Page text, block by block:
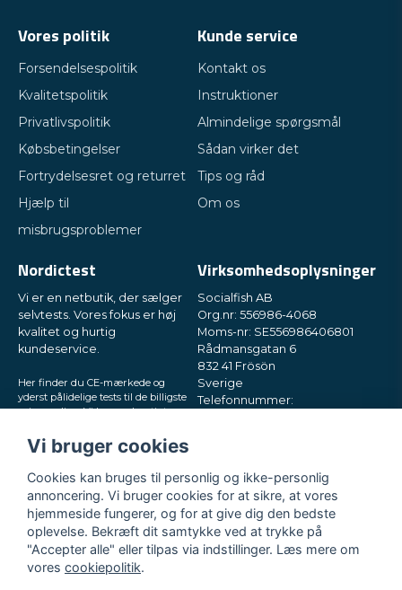
Vores politik
Forsendelsespolitik
Kvalitetspolitik
Privatlivspolitik
Købsbetingelser
Fortrydelsesret og returret
Hjælp til
misbrugsproblemer
Kunde service
Kontakt os
Instruktioner
Almindelige spørgsmål
Sådan virker det
Tips og råd
Om os
Nordictest
Vi er en netbutik, der sælger
selvtests. Vores fokus er høj
kvalitet og hurtig
kundeservice.
Her finder du CE-mærkede og
yderst pålidelige tests til de billigste
priser online. Vi leverer hurtigt
diskrete pakker. Prøv os!
Virksomhedsoplysninger
Socialfish AB
Org.nr: 556986-4068
Moms-nr: SE556986406801
Rådmansgatan 6
832 41 Frösön
Sverige
Telefonnummer:
Man-fre kl. 10-17
Vi bruger cookies
Cookies kan bruges til personlig og ikke-personlig
annoncering. Vi bruger cookies for at sikre, at vores
hjemmeside fungerer, og for at give dig den bedste
oplevelse. Bekræft dit samtykke ved at trykke på
"Accepter alle" eller tilpas via indstillinger. Læs mere om
vores cookiepolitik.